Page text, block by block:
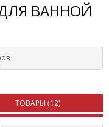
ВАННОЙ
ТОВАРЫ (12)